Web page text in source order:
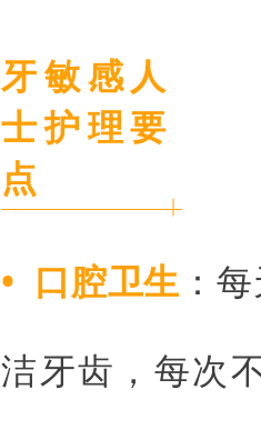
牙敏感人
士护理要
点
• 口腔卫生 ：
洁牙齿，每次